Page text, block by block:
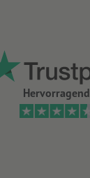
Hervorragend